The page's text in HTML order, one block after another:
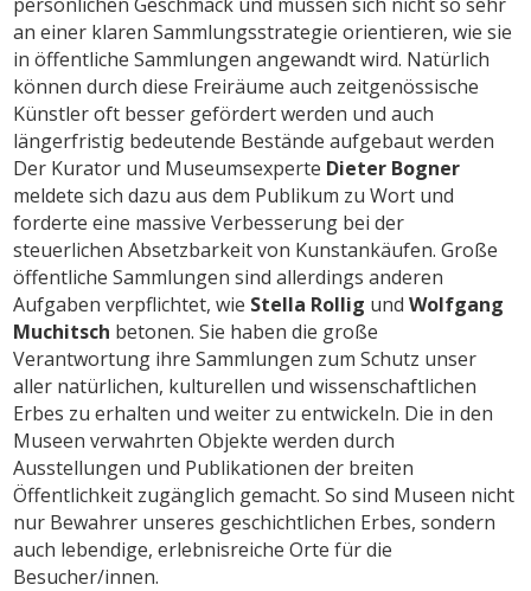
an einer klaren Sammlungsstrategie orientieren, wie sie
in öffentliche Sammlungen angewandt wird. Natürlich
können durch diese Freiräume auch zeitgenössische
Künstler oft besser gefördert werden und auch
längerfristig bedeutende Bestände aufgebaut werden
Der Kurator und Museumsexperte Dieter Bogner
meldete sich dazu aus dem Publikum zu Wort und
forderte eine massive Verbesserung bei der
steuerlichen Absetzbarkeit von Kunstankäufen. Große
öffentliche Sammlungen sind allerdings anderen
Aufgaben verpflichtet, wie Stella Rollig undWolfgang
Muchitsch betonen. Sie haben die große
Verantwortung ihre Sammlungen zum Schutz unser
aller natürlichen, kulturellen und wissenschaftlichen
Erbes zu erhalten und weiter zu entwickeln. Die in den
Museen verwahrten Objekte werden durch
Ausstellungen und Publikationen der breiten
Öffentlichkeit zugänglich gemacht. So sind Museen nicht
nur Bewahrer unseres geschichtlichen Erbes, sondern
auch lebendige, erlebnisreiche Orte für die
Besucher/innen.